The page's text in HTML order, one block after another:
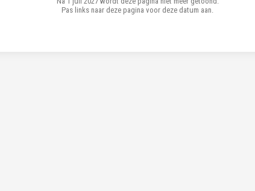
Pas links naar deze pagina voor deze datum aan.